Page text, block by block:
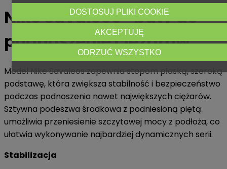
Nike Savaleos -buty do
podnoszenie ciężarów
Model Nike Savaleos zapewnia stopom płaską, szeroką
podstawę, która zwiększa stabilność i bezpieczeństwo
podczas podnoszenia nawet największych ciężarów.
Sztywna podeszwa środkowa z podniesioną piętą
umożliwia przeniesienie szczytowej mocy z podłoża, co
ułatwia wykonywanie najbardziej dynamicznych serii.
Stabilizacja
DOSTOSUJ PLIKI COOKIE
ODRZUĆ WSZYSTKO
AKCEPTUJĘ